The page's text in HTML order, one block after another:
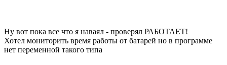
Ну вот пока все что я наваял - проверял РАБОТАЕТ!
Хотел мониторить время работы от батарей но в программе
нет переменной такого типа